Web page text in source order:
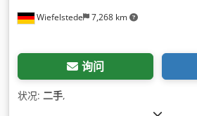
Wiefelstede 7,268 km
询问
状况: 二手,